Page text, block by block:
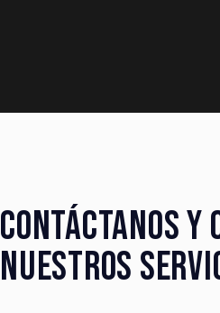
CONTÁCTANOS Y
NUESTROS